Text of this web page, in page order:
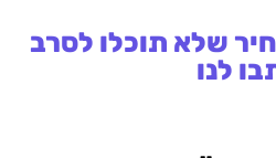
שלא תוכלו לסרב
לנו